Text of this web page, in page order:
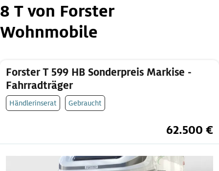
8 T von Forster
Wohnmobile
Forster T 599 HB Sonderpreis Markise -
Fahrradträger
Händlerinserat Gebraucht
62.500 €